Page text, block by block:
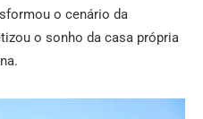
o cenário da
o sonho da casa própria